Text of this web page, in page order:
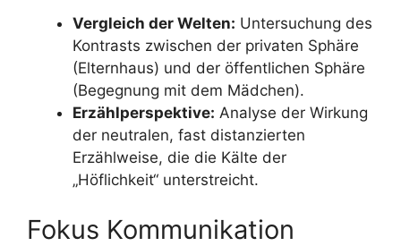
Vergleich der Welten: Untersuchung des
Kontrasts zwischen der privaten Sphäre
(Elternhaus) und der öffentlichen Sphäre
(Begegnung mit dem Mädchen).
Erzählperspektive: Analyse der Wirkung
der neutralen, fast distanzierten
Erzählweise, die die Kälte der
„Höflichkeit“ unterstreicht.
Fokus Kommunikation